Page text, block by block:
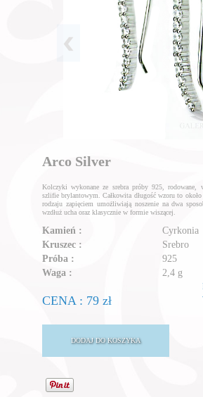
Arco Silver
Kolczyki wykonane ze srebra próby 925, rodowane,
szlifie brylantowym. Całkowita długość wzoru to
rodzaju zapięciem umożliwiają noszenie na dwa
wzdłuż ucha oraz klasycznie w formie wiszącej.
Kamień :
Cyrkonia
Kruszec :
Srebro
Próba :
925
Waga :
2,4 g
CENA : 79 zł